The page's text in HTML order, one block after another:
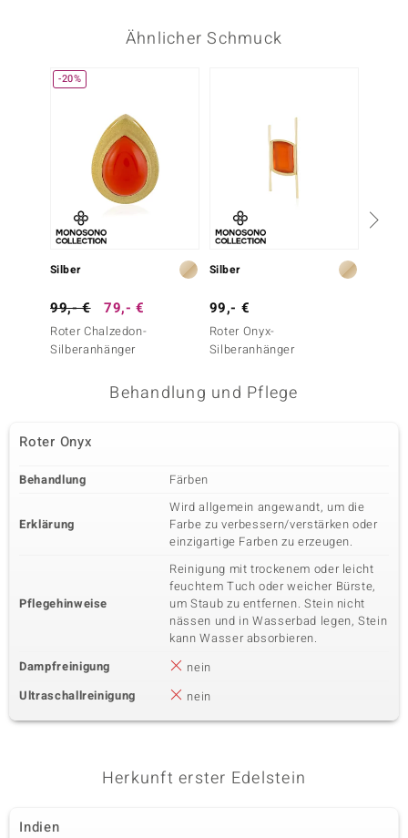
Ähnlicher Schmuck
-20%
Silber
99,- € 79,- €
Roter Chalzedon-
Silberanhänger
Silber
99,- €
Roter Onyx-
Silberanhänger
Behandlung und Pflege
Roter Onyx
Behandlung Färben
Erklärung
Wird allgemein angewandt, um die
Farbe zu verbessern/verstärken oder
einzigartige Farben zu erzeugen.
Pflegehinweise
Reinigung mit trockenem oder leicht
feuchtem Tuch oder weicher Bürste,
um Staub zu entfernen. Stein nicht
nässen und in Wasserbad legen, Stein
kann Wasser absorbieren.
Dampfreinigung
nein
Ultraschallreinigung
nein
Herkunft erster Edelstein
Indien